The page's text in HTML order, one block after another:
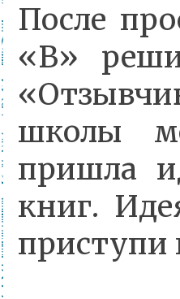
После
«В»
школы
пришла
книг.
приступи